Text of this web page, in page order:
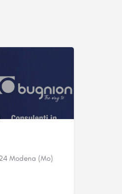
Modena (Mo)